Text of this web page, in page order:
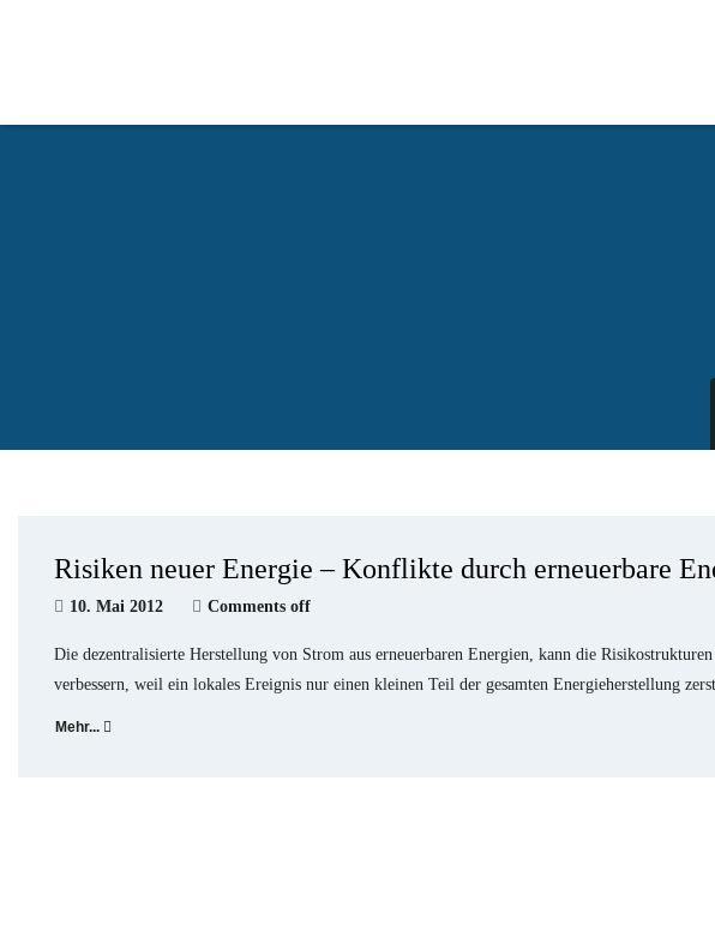
Risiken neuer Energie – Konflikte durch erneuerbare
10. Mai 2012 Comments off
Die dezentralisierte Herstellung von Strom aus erneuerbaren Energien, kann die
verbessern, weil ein lokales Ereignis nur einen kleinen Teil der gesamten Energieherstellung
Mehr...